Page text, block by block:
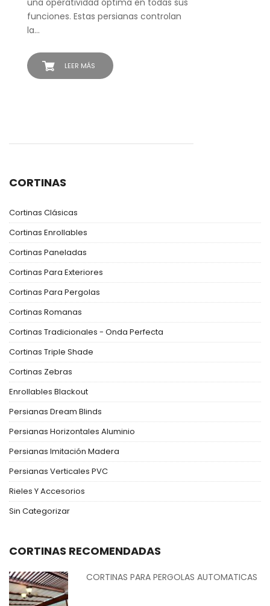
CORTINAS
Cortinas Clásicas
Cortinas Enrollables
Cortinas Paneladas
Cortinas Para Exteriores
Cortinas Para Pergolas
Cortinas Romanas
Cortinas Tradicionales - Onda Perfecta
Cortinas Triple Shade
Cortinas Zebras
Enrollables Blackout
Persianas Dream Blinds
Persianas Horizontales Aluminio
Persianas Imitación Madera
Persianas Verticales PVC
Rieles Y Accesorios
Sin Categorizar
CORTINAS RECOMENDADAS
CORTINAS PARA PERGOLAS AUTOMATICAS
LEER MÁS
una operatividad óptima en todas sus
funciones. Estas persianas controlan
la…